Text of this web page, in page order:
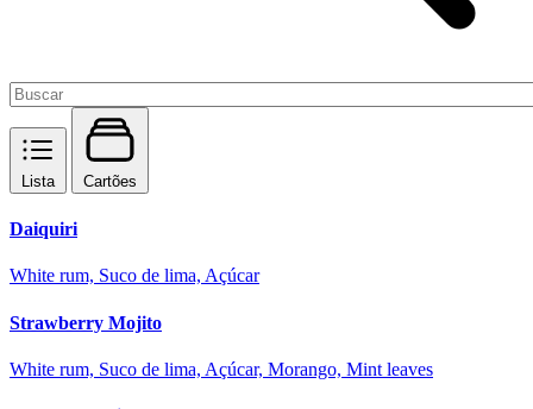
Lista Cartões
Daiquiri
White rum, Suco de lima, Açúcar
Strawberry Mojito
White rum, Suco de lima, Açúcar, Morango, Mint leaves